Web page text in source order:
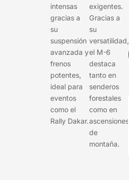
intensas
gracias a
su
suspensión
avanzada y
frenos
potentes,
ideal para
eventos
como el
Rally Dakar.
exigentes.
Gracias a
su
versatilidad,
el M-6
destaca
tanto en
senderos
forestales
como en
ascensiones
de
montaña.